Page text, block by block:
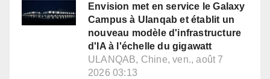
Envision met en service le Galaxy
Campus à Ulanqab et établit un
nouveau modèle d'infrastructure
d'IA à l'échelle du gigawatt
ULANQAB, Chine, ven., août 7
2026 03:13